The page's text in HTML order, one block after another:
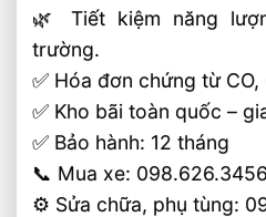
🌿 Tiết kiệm năng
trường.
✅ Hóa đơn chứng từ CO,
✅ Kho bãi toàn quốc –
✅ Bảo hành: 12 tháng
📞 Mua xe:
⚙️ Sửa chữa, phụ tùng: